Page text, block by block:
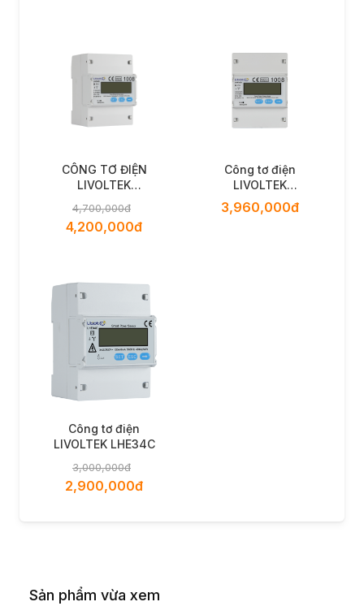
CÔNG TƠ ĐIỆN
LIVOLTEK
LHE34DRR12008
4,700,000đ
4,200,000đ
Công tơ điện
LIVOLTEK
LHE34DRR12001
3,960,000đ
Công tơ điện
LIVOLTEK LHE34C
3,000,000đ
2,900,000đ
Sản phẩm vừa xem